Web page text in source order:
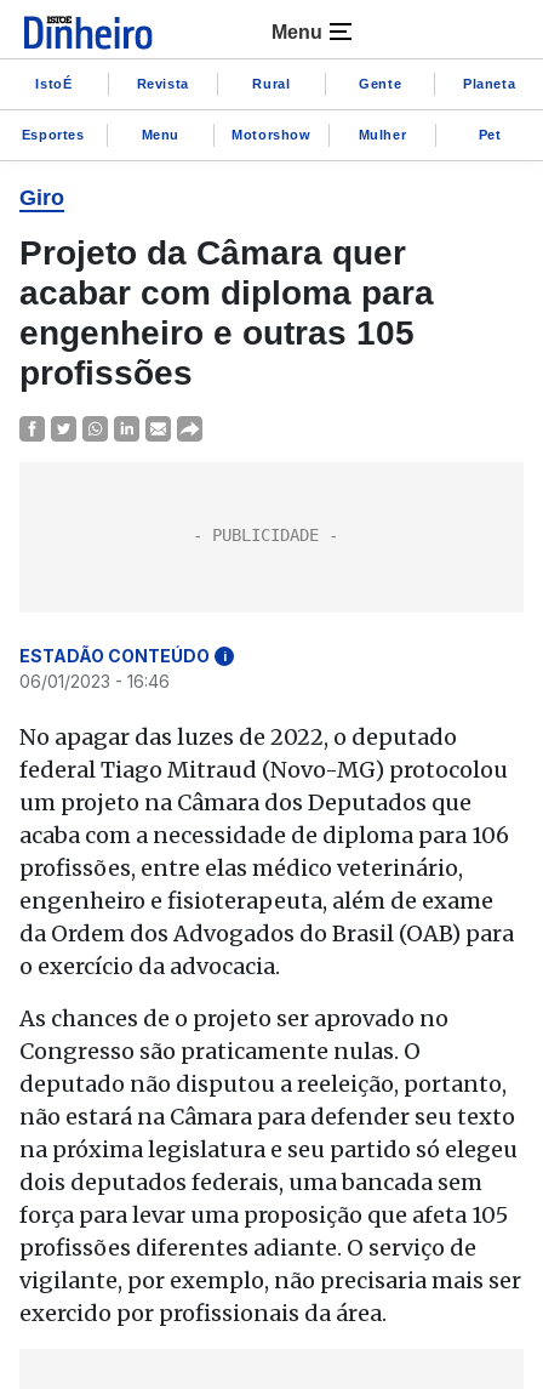
Menu
IstoÉ Revista Rural Gente Planeta
Esportes Menu Motorshow Mulher Pet
Giro
Projeto da Câmara quer
acabar com diploma para
engenheiro e outras 105
profissões
ESTADÃO CONTEÚDO i
06/01/2023 - 16:46
No apagar das luzes de 2022, o deputado
federal Tiago Mitraud (Novo-MG) protocolou
um projeto na Câmara dos Deputados que
acaba com a necessidade de diploma para 106
profissões, entre elas médico veterinário,
engenheiro e fisioterapeuta, além de exame
da Ordem dos Advogados do Brasil (OAB) para
o exercício da advocacia.
As chances de o projeto ser aprovado no
Congresso são praticamente nulas. O
deputado não disputou a reeleição, portanto,
não estará na Câmara para defender seu texto
na próxima legislatura e seu partido só elegeu
dois deputados federais, uma bancada sem
força para levar uma proposição que afeta 105
profissões diferentes adiante. O serviço de
vigilante, por exemplo, não precisaria mais ser
exercido por profissionais da área.